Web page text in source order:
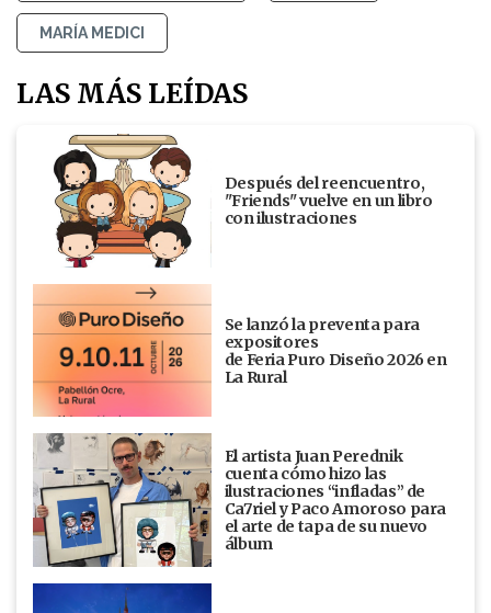
MARÍA MEDICI
LAS MÁS LEÍDAS
Después del reencuentro,
"Friends" vuelve en un libro
con ilustraciones
Se lanzó la preventa para
expositores
de Feria Puro Diseño 2026 en
La Rural
El artista Juan Perednik
cuenta cómo hizo las
ilustraciones “infladas” de
Ca7riel y Paco Amoroso para
el arte de tapa de su nuevo
álbum